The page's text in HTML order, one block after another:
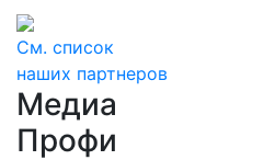
См. список
наших партнеров
Медиа
Профи